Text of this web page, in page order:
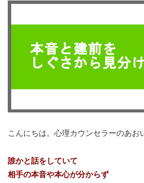
こんにちは。心理カウンセラーのあお
誰かと話をしていて
相手の本音や本心が分からず